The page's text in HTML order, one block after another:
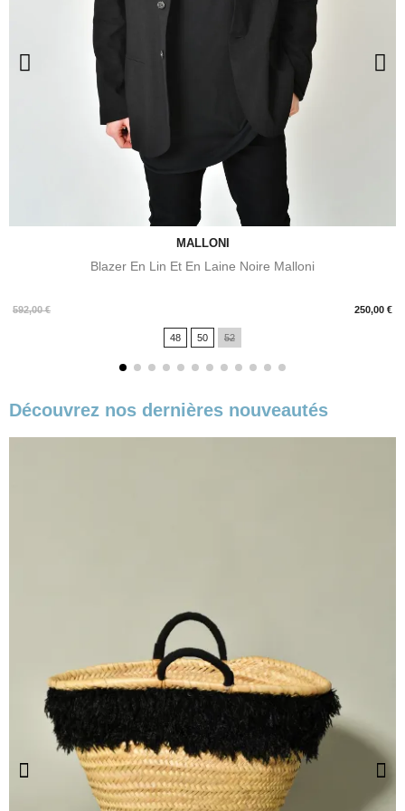
MALLONI
Blazer En Lin Et En Laine Noire Malloni
592,00 € 250,00 €
Prix
48 50 52
Découvrez nos dernières nouveautés